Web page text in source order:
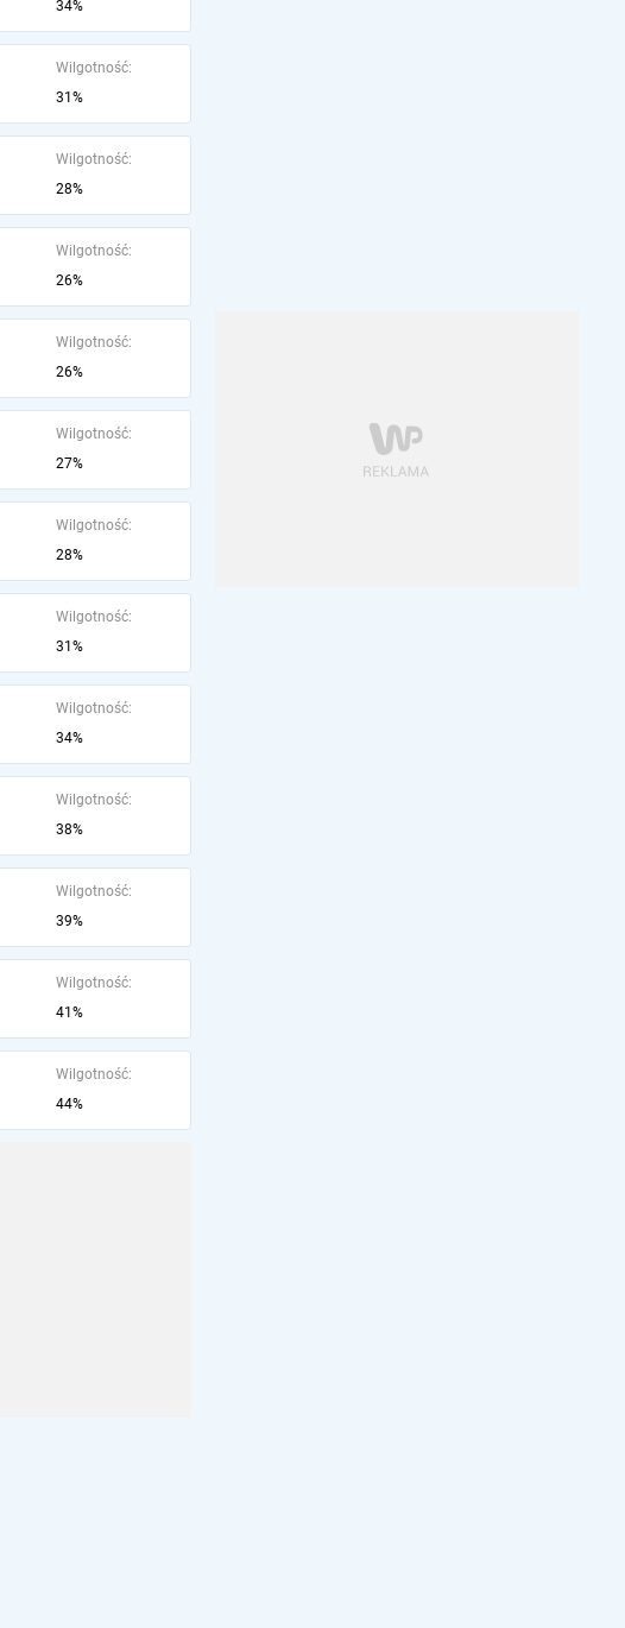
34%
Wilgotność:
31%
Wilgotność:
28%
Wilgotność:
26%
Wilgotność:
26%
Wilgotność:
27%
Wilgotność:
28%
Wilgotność:
31%
Wilgotność:
34%
Wilgotność:
38%
Wilgotność:
39%
Wilgotność:
41%
Wilgotność:
44%